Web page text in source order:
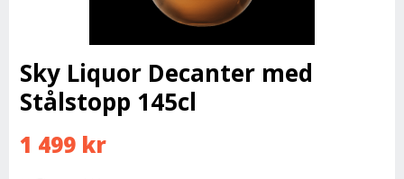
Sky Liquor Decanter med
Stålstopp 145cl
1 499 kr